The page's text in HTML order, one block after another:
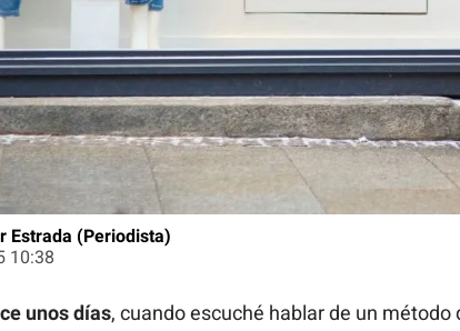
Estrada (Periodista)
10:38
unos días, cuando escuché hablar de un